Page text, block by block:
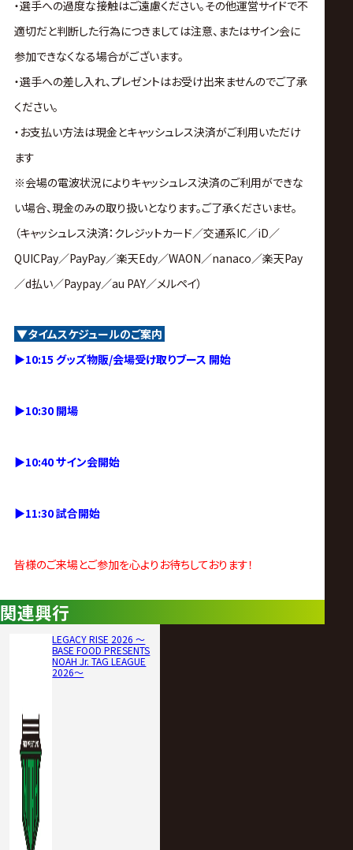
・選手への過度な接触はご遠慮ください。その他運営サイドで不
適切だと判断した行為につきましては注意、またはサイン会に
参加できなくなる場合がございます。
・選手への差し入れ、プレゼントはお受け出来ませんのでご了承
ください。
・お支払い方法は現金とキャッシュレス決済がご利用いただけ
ます
※会場の電波状況によりキャッシュレス決済のご利用ができな
い場合、現金のみの取り扱いとなります。ご了承くださいませ。
（キャッシュレス決済：クレジットカード／交通系IC／iD／
QUICPay／PayPay／楽天Edy／WAON／nanaco／楽天Pay
／d払い／Paypay／au PAY／メルペイ）
▼タイムスケジュールのご案内
▶︎10:15 グッズ物販/会場受け取りブース 開始
▶︎10:30 開場
▶︎10:40 サイン会開始
▶︎11:30 試合開始
皆様のご来場とご参加を心よりお待ちしております！
関連興行
LEGACY RISE 2026 ～
BASE FOOD PRESENTS
NOAH Jr. TAG LEAGUE
2026～